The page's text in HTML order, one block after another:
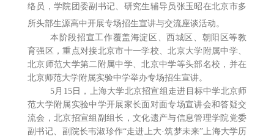
络员，学院团委副书记、研究生辅导员张玉昭在北京市多
所头部生源高中开展专场招生宣讲与交流座谈活动。
本阶段招宣工作覆盖海淀区、西城区、朝阳区等教
育强区，重点对接北京市十一学校、北京大学附属中学、
北京师范大学第二附属中学、北京中学等头部名校，并在
北京师范大学附属实验中学举办专场招生宣讲。
5月15日，上海大学北京招宣组走进目标中学北京师
范大学附属实验中学开展家长面对面专场宣讲会和答疑交
流会，北京招宣组副组长，文化遗产与信息管理学院党委
副书记、副院长韦淑珍作“走进上大·筑梦未来”上海大学历